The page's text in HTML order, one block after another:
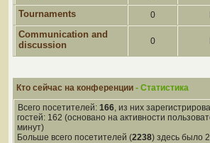
Tournaments 0
Communication and
discussion
0
Кто сейчас на конференции - Статистика
Всего посетителей: 166, из них
гостей: 162 (основано на активности
минут)
Больше всего посетителей (2238) здесь было